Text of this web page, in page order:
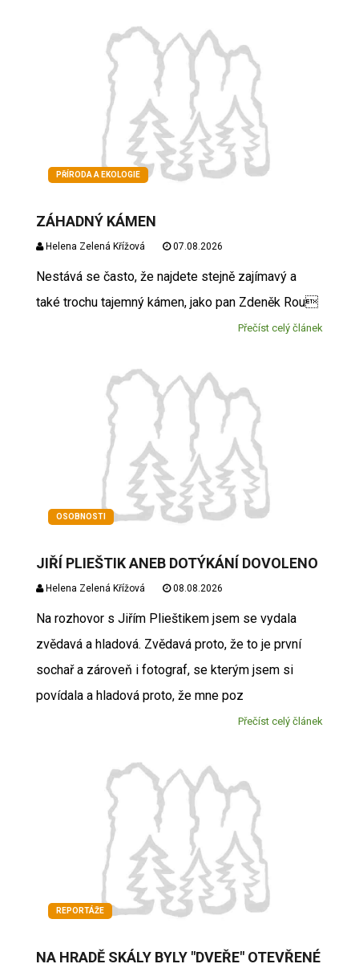
PŘÍRODA A EKOLOGIE
ZÁHADNÝ KÁMEN
Helena Zelená Křížová 07.08.2026
Nestává se často, že najdete stejně zajímavý a
také trochu tajemný kámen, jako pan Zdeněk Rou
Přečíst celý článek
OSOBNOSTI
JIŘÍ PLIEŠTIK ANEB DOTÝKÁNÍ DOVOLENO
Helena Zelená Křížová 08.08.2026
Na rozhovor s Jiřím Plieštikem jsem se vydala
zvědavá a hladová. Zvědavá proto, že to je první
sochař a zároveň i fotograf, se kterým jsem si
povídala a hladová proto, že mne poz
Přečíst celý článek
REPORTÁŽE
NA HRADĚ SKÁLY BYLY "DVEŘE" OTEVŘENÉ